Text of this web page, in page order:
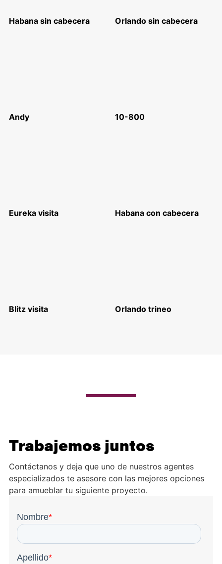
Habana sin cabecera Orlando sin cabecera
Andy 10-800
Eureka visita Habana con cabecera
Blitz visita Orlando trineo
Trabajemos juntos
Contáctanos y deja que uno de nuestros agentes
especializados te asesore con las mejores opciones
para amueblar tu siguiente proyecto.